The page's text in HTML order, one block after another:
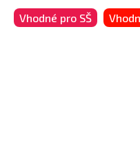
Vhodné pro SŠ